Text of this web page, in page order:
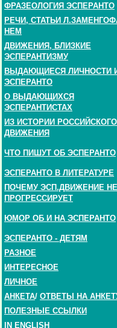
ФРАЗЕОЛОГИЯ ЭСПЕРАНТО
РЕЧИ, СТАТЬИ
НЕМ
ДВИЖЕНИЯ, БЛИЗКИЕ
ЭСПЕРАНТИЗМУ
ВЫДАЮЩИЕСЯ ЛИЧНОСТИ
ЭСПЕРАНТО
О ВЫДАЮЩИХСЯ
ЭСПЕРАНТИСТАХ
ИЗ ИСТОРИИ
ДВИЖЕНИЯ
ЧТО ПИШУТ ОБ ЭСПЕРАНТО
ЭСПЕРАНТО В ЛИТЕРАТУРЕ
ПОЧЕМУ ЭСП.ДВИЖЕНИЕ НЕ
ПРОГРЕССИРУЕТ
ЮМОР ОБ И НА ЭСПЕРАНТО
ЭСПЕРАНТО - ДЕТЯМ
РАЗНОЕ
ИНТЕРЕСНОЕ
ЛИЧНОЕ
АНКЕТА/ ОТВЕТЫ НА
ПОЛЕЗНЫЕ ССЫЛКИ
IN ENGLISH